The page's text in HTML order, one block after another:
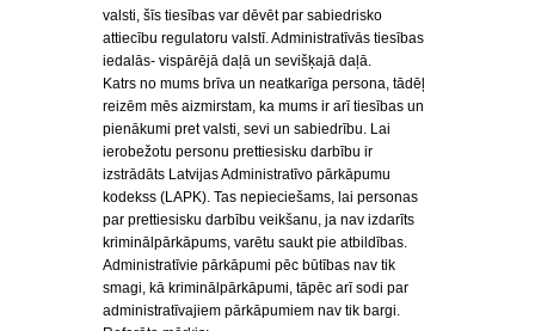
valsti, šīs tiesības var dēvēt par sabiedrisko
attiecību regulatoru valstī. Administratīvās tiesības
iedalās- vispārējā daļā un sevišķajā daļā.
Katrs no mums brīva un neatkarīga persona, tādēļ
reizēm mēs aizmirstam, ka mums ir arī tiesības un
pienākumi pret valsti, sevi un sabiedrību. Lai
ierobežotu personu prettiesisku darbību ir
izstrādāts Latvijas Administratīvo pārkāpumu
kodekss (LAPK). Tas nepieciešams, lai personas
par prettiesisku darbību veikšanu, ja nav izdarīts
kriminālpārkāpums, varētu saukt pie atbildības.
Administratīvie pārkāpumi pēc būtības nav tik
smagi, kā kriminālpārkāpumi, tāpēc arī sodi par
administratīvajiem pārkāpumiem nav tik bargi.